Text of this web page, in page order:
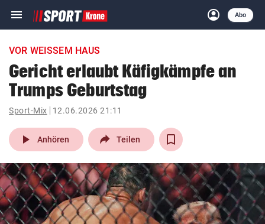
menu Navigation
ein-/ausklappen
account_circle
Anmelden
Abo
close Schließen
account_circle Anmelden
pin_drop
Wien arrow_right
bookmark
search
Suchbegriff
eingeben
VOR WEISSEM HAUS
Gericht erlaubt Käfigkämpfe an
Trumps Geburtstag
Sport-Mix 12.06.2026 21:11
play_arrow Anhören Teilen